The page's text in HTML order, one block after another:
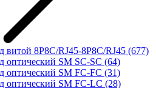
витой 8P8C/RJ45-8P8C/RJ45 (677)
оптический SM SC-SC (64)
оптический SM FC-FC (31)
оптический SM FC-LC (28)